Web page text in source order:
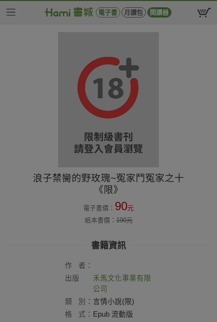
電子書 月讀包 閱讀器
浪子禁臠的野玫瑰~冤家鬥冤家之十
《限》
電子書價： 90元
紙本書價：190元
書籍資訊
作
者：
出版
禾馬文化事業有限
公司
類
別： 言情小說(限)
格
式： Epub 流動版